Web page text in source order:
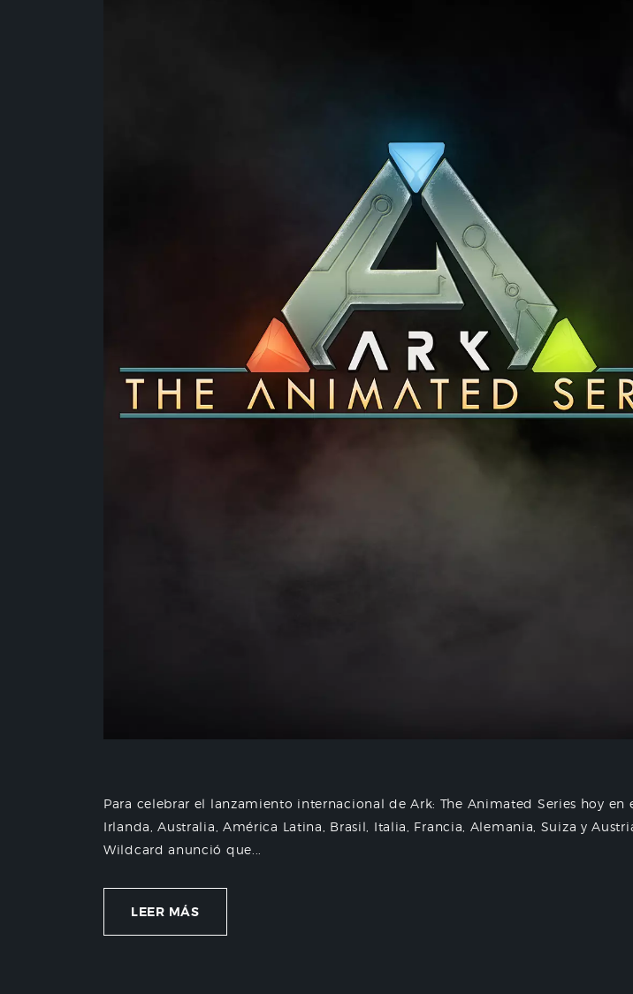
Para celebrar el lanzamiento internacional de Ark: The Animated Series hoy en
Irlanda, Australia, América Latina, Brasil, Italia, Francia, Alemania, Suiza y
Wildcard anunció que...
LEER MÁS